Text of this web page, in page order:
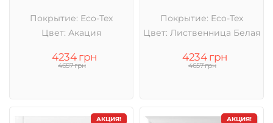
Покрытие: Eco-Tex
Цвет: Акация
4234 грн
4657 грн
Покрытие: Eco-Tex
Цвет: Лиственница Белая
4234 грн
4657 грн
АКЦИЯ! АКЦИЯ!